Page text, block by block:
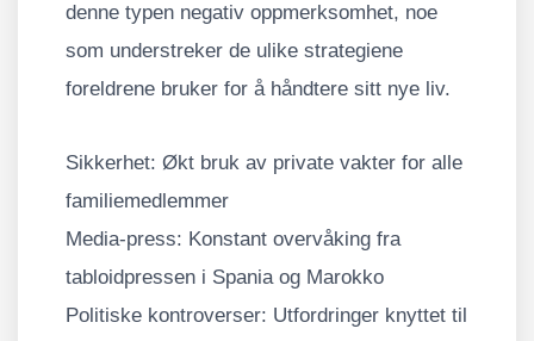
denne typen negativ oppmerksomhet, noe
som understreker de ulike strategiene
foreldrene bruker for å håndtere sitt nye liv.
Sikkerhet: Økt bruk av private vakter for alle
familiemedlemmer
Media-press: Konstant overvåking fra
tabloidpressen i Spania og Marokko
Politiske kontroverser: Utfordringer knyttet til